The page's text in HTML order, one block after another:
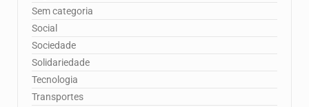
Sem categoria
Social
Sociedade
Solidariedade
Tecnologia
Transportes